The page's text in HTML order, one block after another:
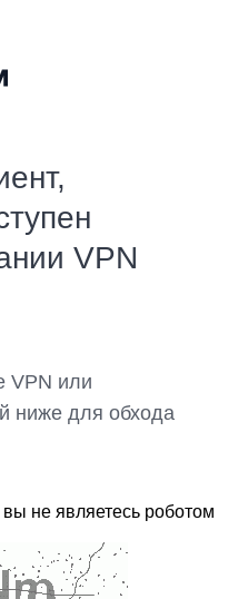
VPN
VPN или
ниже для обхода
не являетесь роботом